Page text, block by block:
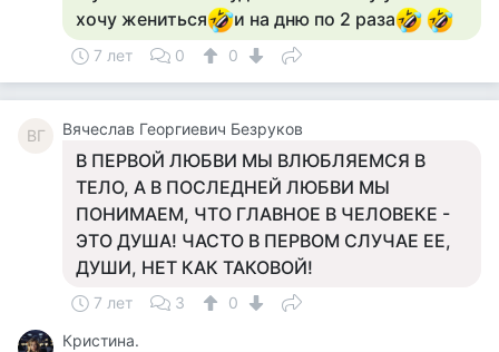
хочу жениться
и на дню по 2 раза
7 лет 0 0
ВГ Вячеслав Георгиевич Безруков
В ПЕРВОЙ ЛЮБВИ МЫ ВЛЮБЛЯЕМСЯ В
ТЕЛО, А В ПОСЛЕДНЕЙ ЛЮБВИ МЫ
ПОНИМАЕМ, ЧТО ГЛАВНОЕ В ЧЕЛОВЕКЕ -
ЭТО ДУША! ЧАСТО В ПЕРВОМ СЛУЧАЕ ЕЕ,
ДУШИ, НЕТ КАК ТАКОВОЙ!
7 лет 3
0
Кристина.